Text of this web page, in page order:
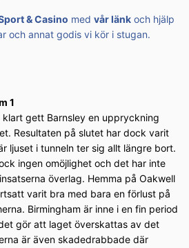
& Casino med vår länk och hjälp
och annat godis vi kör i stugan.
1
gett Barnsley en uppryckning
Resultaten på slutet har dock varit
ljuset i tunneln ter sig allt längre bort.
ingen omöjlighet och det har inte
överlag. Hemma på Oakwell
varit bra med bara en förlust på
Birmingham är inne i en fin period
gör att laget överskattas av det
är även skadedrabbade där